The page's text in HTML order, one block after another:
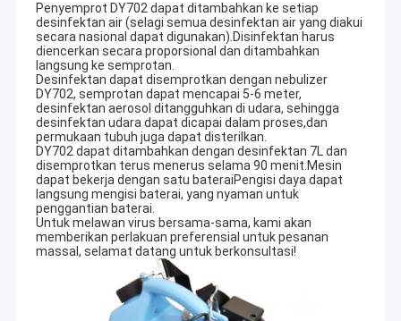
Penyemprot DY702 dapat ditambahkan ke setiap
desinfektan air (selagi semua desinfektan air yang diakui
secara nasional dapat digunakan).Disinfektan harus
diencerkan secara proporsional dan ditambahkan
langsung ke semprotan.
Desinfektan dapat disemprotkan dengan nebulizer
DY702, semprotan dapat mencapai 5-6 meter,
desinfektan aerosol ditangguhkan di udara, sehingga
desinfektan udara dapat dicapai dalam proses,dan
permukaan tubuh juga dapat disterilkan.
DY702 dapat ditambahkan dengan desinfektan 7L dan
disemprotkan terus menerus selama 90 menit.Mesin
dapat bekerja dengan satu bateraiPengisi daya dapat
langsung mengisi baterai, yang nyaman untuk
penggantian baterai.
Untuk melawan virus bersama-sama, kami akan
memberikan perlakuan preferensial untuk pesanan
massal, selamat datang untuk berkonsultasi!